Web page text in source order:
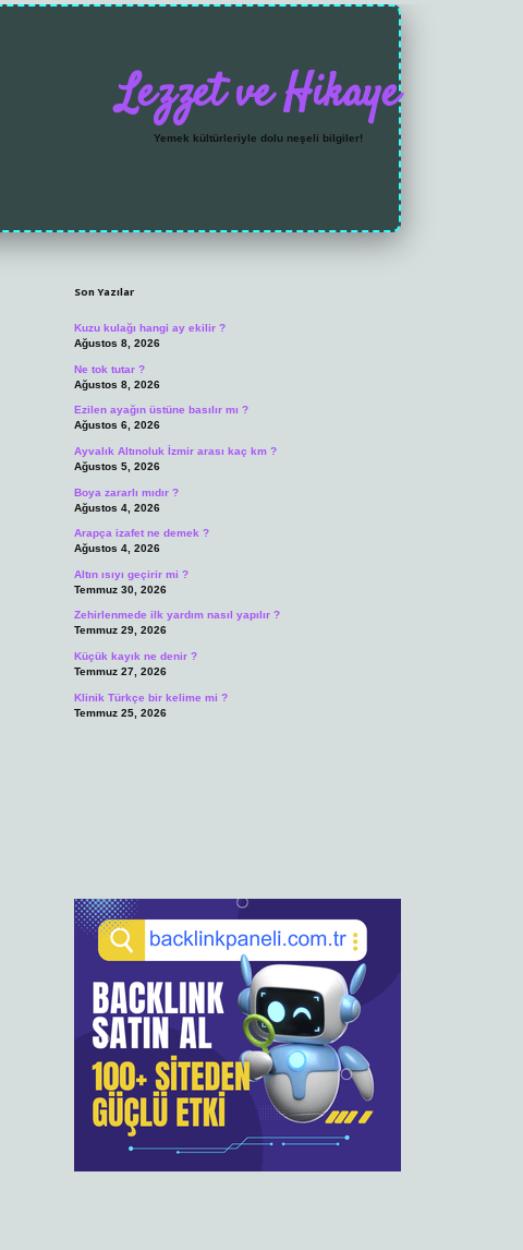
Lezzet ve Hikaye
Yemek kültürleriyle dolu neşeli bilgiler!
Sidebar
Son Yazılar
Kuzu kulağı hangi ay ekilir ?
Ağustos 8, 2026
Ne tok tutar ?
Ağustos 8, 2026
Ezilen ayağın üstüne basılır mı ?
Ağustos 6, 2026
Ayvalık Altınoluk İzmir arası kaç km ?
Ağustos 5, 2026
Boya zararlı mıdır ?
Ağustos 4, 2026
Arapça izafet ne demek ?
Ağustos 4, 2026
Altın ısıyı geçirir mi ?
Temmuz 30, 2026
Zehirlenmede ilk yardım nasıl yapılır ?
Temmuz 29, 2026
Küçük kayık ne denir ?
Temmuz 27, 2026
Klinik Türkçe bir kelime mi ?
Temmuz 25, 2026